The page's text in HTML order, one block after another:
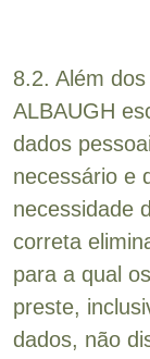
8.2. Além
ALBAUGH
dados
necessário e
necessidade
correta
para a qual
preste,
dados, não